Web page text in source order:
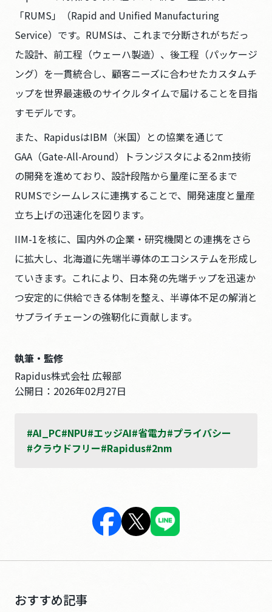
「RUMS」（Rapid and Unified Manufacturing
Service）です。RUMSは、これまで分断されがちだっ
た設計、前工程（ウェーハ製造）、後工程（パッケージ
ング）を一貫統合し、顧客ニーズに合わせたカスタムチ
ップを世界最速級のサイクルタイムで届けることを目指
すモデルです。
また、RapidusはIBM（米国）との協業を通じて
GAA（Gate-All-Around）トランジスタによる2nm技術
の開発を進めており、設計段階から量産に至るまで
RUMSでシームレスに連携することで、開発速度と量産
立ち上げの迅速化を図ります。
IIM-1を核に、国内外の企業・研究機関との連携をさら
に拡大し、北海道に先端半導体のエコシステムを形成し
ていきます。これにより、日本発の先端チップを迅速か
つ安定的に供給できる体制を整え、半導体不足の解消と
サプライチェーンの強靭化に貢献します。
執筆・監修
Rapidus株式会社 広報部
公開日： 2026年02月27日
#AI_PC#NPU#エッジAI#省電力#プライバシー
#クラウドフリー#Rapidus#2nm
おすすめ記事